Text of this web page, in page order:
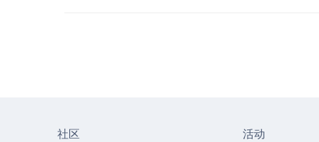
社区 活动